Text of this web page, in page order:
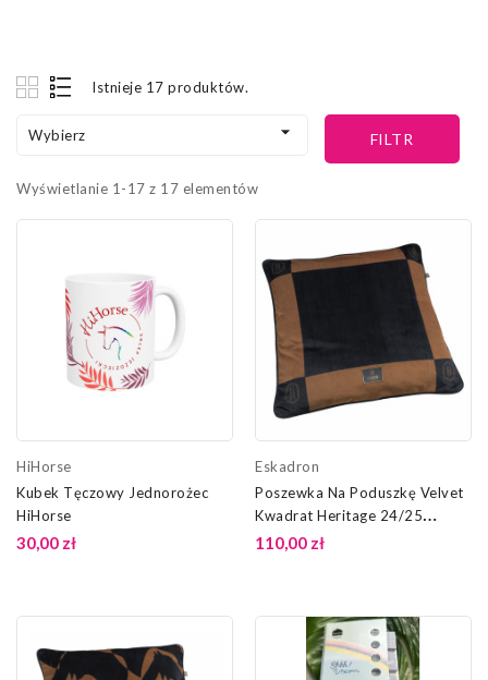
Istnieje 17 produktów.
Wybierz  FILTR
Wyświetlanie 1-17 z 17 elementów
HiHorse
Kubek Tęczowy Jednorożec
HiHorse
30,00 zł
Eskadron
Poszewka Na Poduszkę Velvet
Kwadrat Heritage 24/25
Eskadron
110,00 zł